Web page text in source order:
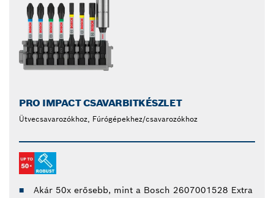
PRO IMPACT CSAVARBITKÉSZLET
Ütvecsavarozókhoz, Fúrógépekhez/csavarozókhoz
Akár 50x erősebb, mint a Bosch 2607001528 Extra